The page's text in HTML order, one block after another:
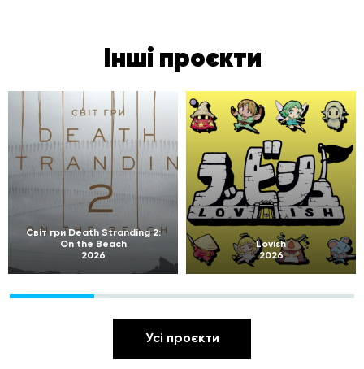
Інші проєкти
Світ гри Death Stranding 2:
On the Beach
2026
Lovish
2026
Усі проєкти